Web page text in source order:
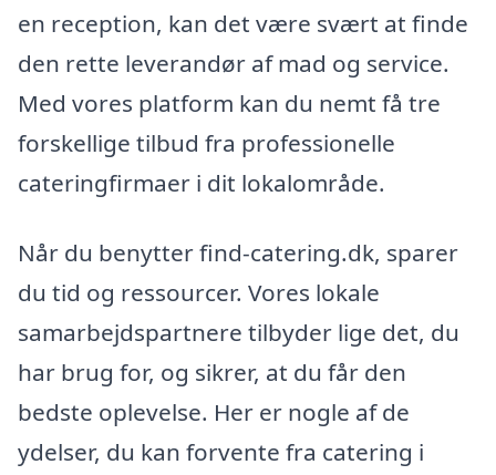
en reception, kan det være svært at finde
den rette leverandør af mad og service.
Med vores platform kan du nemt få tre
forskellige tilbud fra professionelle
cateringfirmaer i dit lokalområde.
Når du benytter find-catering.dk, sparer
du tid og ressourcer. Vores lokale
samarbejdspartnere tilbyder lige det, du
har brug for, og sikrer, at du får den
bedste oplevelse. Her er nogle af de
ydelser, du kan forvente fra catering i